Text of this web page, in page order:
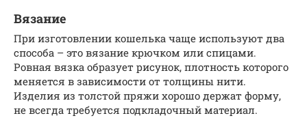
Вязание
При изготовлении кошелька чаще используют два
способа – это вязание крючком или спицами.
Ровная вязка образует рисунок, плотность которого
меняется в зависимости от толщины нити.
Изделия из толстой пряжи хорошо держат форму,
не всегда требуется подкладочный материал.